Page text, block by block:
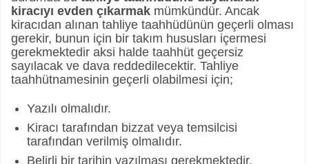
kiracıyı evden çıkarmak mümkündür. Ancak
kiracıdan alınan tahliye taahhüdünün geçerli olması
gerekir, bunun için bir takım hususları içermesi
gerekmektedir aksi halde taahhüt geçersiz
sayılacak ve dava reddedilecektir. Tahliye
taahhütnamesinin geçerli olabilmesi için;
Yazılı olmalıdır.
Kiracı tarafından bizzat veya temsilcisi
tarafından verilmiş olmalıdır.
Belirli bir tarihin yazılması gerekmektedir.